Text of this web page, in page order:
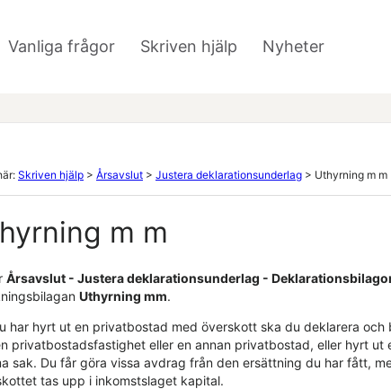
Vanliga frågor Skriven hjälp Nyheter
Skriven hjälp > Årsavslut > Justera deklarationsunderlag > Uthyrning m m
m m
Årsavslut - Justera deklarationsunderlag -
Uthyrning mm.
har hyrt ut en privatbostad med överskott ska du deklarera
privatbostadsfastighet eller en annan privatbostad, eller hyrt
sak. Du får göra vissa avdrag från den ersättning du har fått,
tas upp i inkomstslaget kapital.